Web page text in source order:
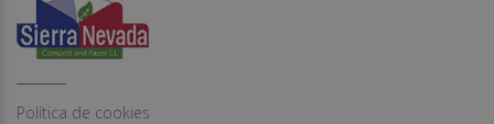
Política de cookies